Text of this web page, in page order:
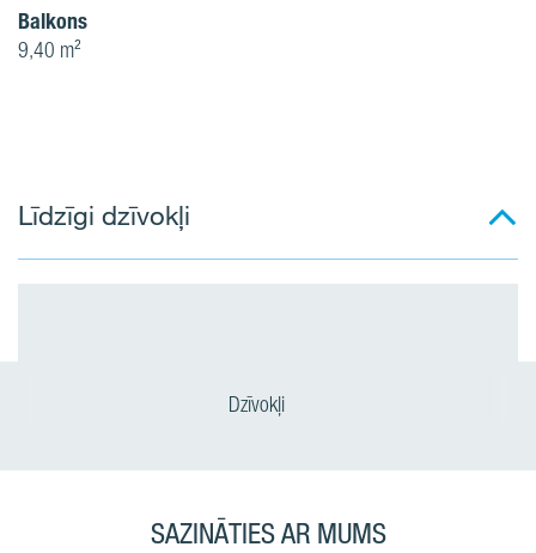
Balkons
9,40 m²
Līdzīgi dzīvokļi
Dzīvokļi
SAZINĀTIES AR MUMS